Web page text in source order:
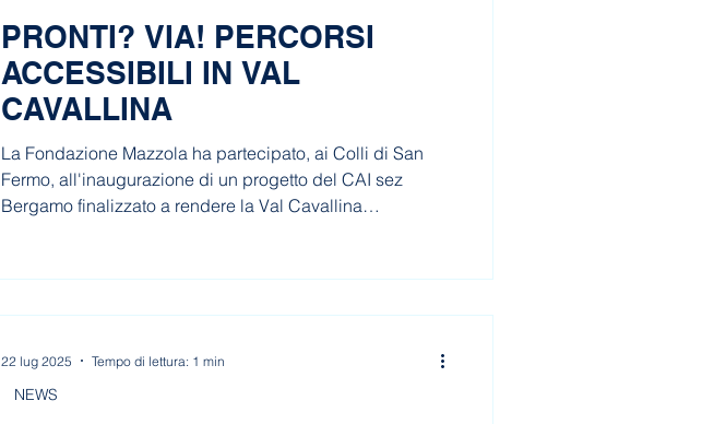
PRONTI? VIA! PERCORSI
ACCESSIBILI IN VAL
CAVALLINA
La Fondazione Mazzola ha partecipato, ai Colli di San
Fermo, all'inaugurazione di un progetto del CAI sez
Bergamo finalizzato a rendere la Val Cavallina
possono vivere la montagna, grazie a strumenti come le
Joelette e a un'importante rete di supporto locale.
NEWS
22 lug 2025 Tempo di lettura: 1 min